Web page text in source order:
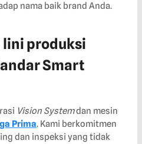
nama baik brand Anda.
lini produksi
Smart
Vision Systemdan mesin
Prima. Kami berkomitmen
dan inspeksi yang tidak